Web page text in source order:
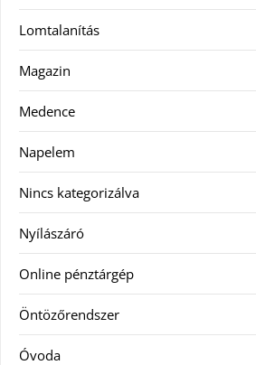
Lomtalanítás
Magazin
Medence
Napelem
Nincs kategorizálva
Nyílászáró
Online pénztárgép
Öntözőrendszer
Óvoda